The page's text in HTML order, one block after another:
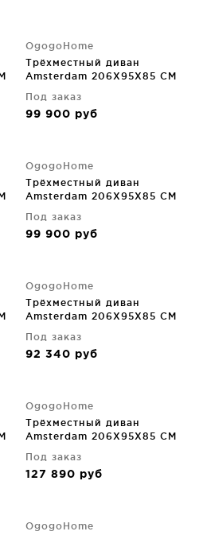
OgogoHome
Трёхместный диван
Amsterdam 206X95X85 CM
Под заказ
99 900 руб
OgogoHome
Трёхместный диван
Amsterdam 206X95X85 CM
Под заказ
99 900 руб
OgogoHome
Трёхместный диван
Amsterdam 206X95X85 CM
Под заказ
92 340 руб
OgogoHome
Трёхместный диван
Amsterdam 206X95X85 CM
Под заказ
127 890 руб
OgogoHome